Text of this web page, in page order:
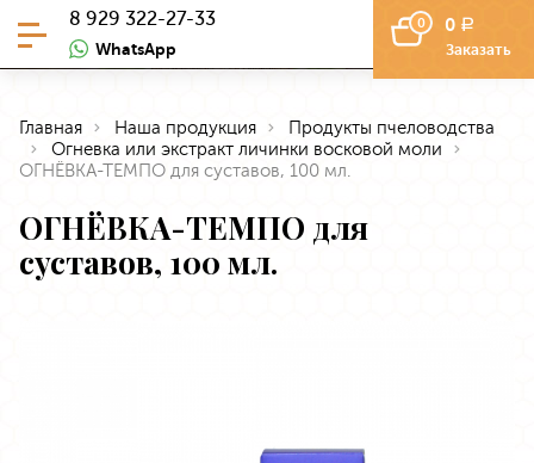
8 929 322-27-33
WhatsApp
0 0 a
Заказать
Главная Наша продукция
Продукты пчеловодства
Огневка или экстракт личинки восковой моли
ОГНЁВКА-ТЕМПО для суставов, 100 мл.
ОГНЁВКА-ТЕМПО для
суставов, 100 мл.